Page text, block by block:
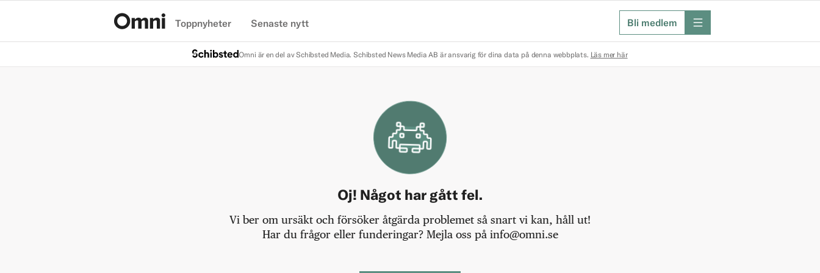
Toppnyheter Senaste nytt Bli medlem meny
Omni är en del av Schibsted Media. Schibsted News Media AB är ansvarig för dina data på denna webbplats. Läs mer här
Oj! Något har gått fel.
Vi ber om ursäkt och försöker åtgärda problemet så snart vi kan, håll ut!
Har du frågor eller funderingar? Mejla oss på info@omni.se